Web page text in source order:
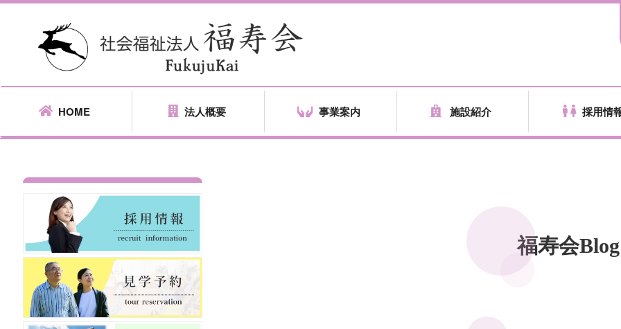
HOME 法人概要 事業案内 施設紹介 採用情
福寿会Blog